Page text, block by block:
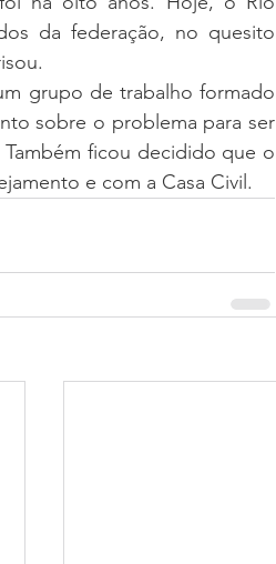
da federação, no quesito
grupo de trabalho formado
sobre o problema para ser
ficou decidido que o
e com a Casa Civil.